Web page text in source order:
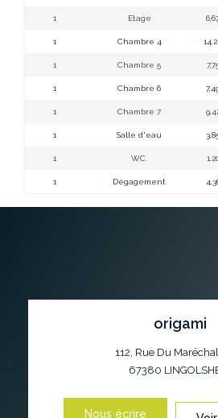
1 Etage
1 Chambre 4
1 Chambre 5
1 Chambre 6
1 Chambre 7
1 Salle d'eau
1 W.C.
1 Dégagement
origami
112, Rue Du
67380
Nous écrire